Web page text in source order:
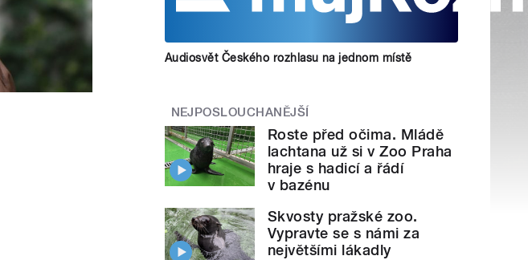
Audiosvět Českého rozhlasu na jednom místě
NEJPOSLOUCHANĚJŠÍ
Roste před očima. Mládě
lachtana už si v Zoo Praha
hraje s hadicí a řádí
v bazénu
Skvosty pražské zoo.
Vypravte se s námi za
největšími lákadly